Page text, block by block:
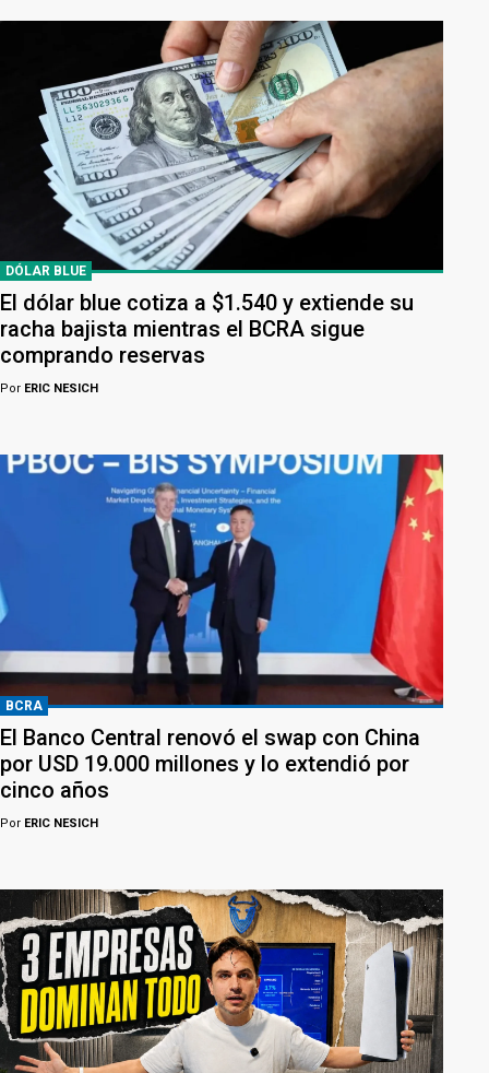
DÓLAR BLUE
El dólar blue cotiza a $1.540 y extiende su
racha bajista mientras el BCRA sigue
comprando reservas
Por ERIC NESICH
BCRA
El Banco Central renovó el swap con China
por USD 19.000 millones y lo extendió por
cinco años
Por ERIC NESICH